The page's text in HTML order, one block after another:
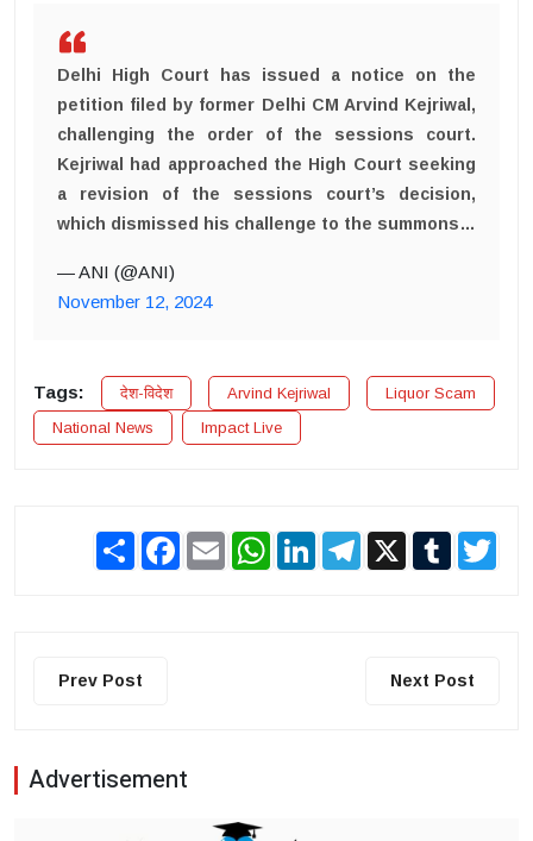
Delhi High Court has issued a notice on the
petition filed by former Delhi CM Arvind Kejriwal,
challenging the order of the sessions court.
Kejriwal had approached the High Court seeking
a revision of the sessions court’s decision,
which dismissed his challenge to the summons…
— ANI (@ANI)
November 12, 2024
Tags: देश-विदेश Arvind Kejriwal
Liquor Scam
National News
Impact Live
Share Facebook
Email WhatsAppLinkedInTelegram
X Tumblr
Prev Post Next Post
Advertisement